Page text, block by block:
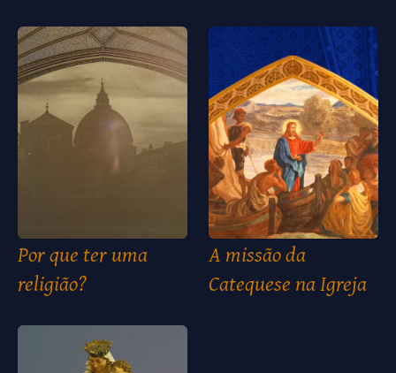
Por que ter uma
religião?
A missão da
Catequese na Igreja